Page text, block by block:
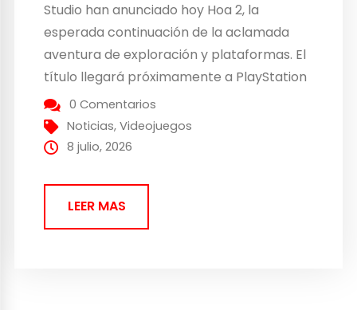
Studio han anunciado hoy Hoa 2, la
esperada continuación de la aclamada
aventura de exploración y plataformas. El
título llegará próximamente a PlayStation
5 y Nintendo Switch 2. Tras el éxito de la
primera entrega, nuestra pequeña
protagonista regresa con un nuevo y
jugadores se adentrarán en...
0 Comentarios
Noticias,Videojuegos
8 julio, 2026
LEER MAS